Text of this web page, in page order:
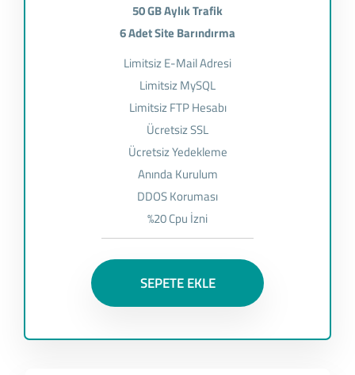
50 GB Aylık Trafik
6 Adet Site Barındırma
Limitsiz E-Mail Adresi
Limitsiz MySQL
Limitsiz FTP Hesabı
Ücretsiz SSL
Ücretsiz Yedekleme
Anında Kurulum
DDOS Koruması
%20 Cpu İzni
SEPETE EKLE